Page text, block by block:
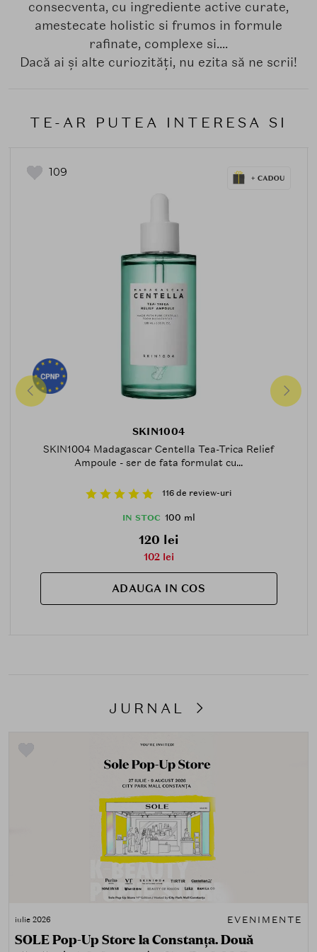
consecventa, cu ingrediente active curate,
amestecate holistic si frumos in formule
rafinate, complexe si....
Dacă ai și alte curiozități, nu ezita să ne scrii!
TE-AR PUTEA INTERESA SI
109
SKIN1004
SKIN1004 Madagascar Centella Tea-Trica Relief
Ampoule - ser de fata formulat cu...
116 de review-uri
IN STOC 100 ml
120 lei
102 lei
ADAUGA IN COS
JURNAL
iulie 2026 EVENIMENTE
SOLE Pop-Up Store la Constanța. Două